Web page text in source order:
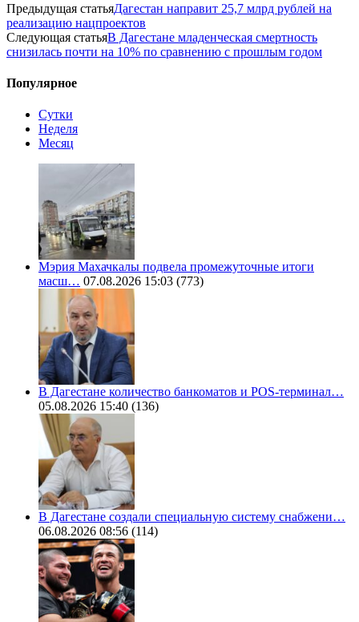
Предыдущая статьяДагестан направит 25,7 млрд рублей на
реализацию нацпроектов
Следующая статьяВ Дагестане младенческая смертность
снизилась почти на 10% по сравнению с прошлым годом
Популярное
Сутки
Неделя
Месяц
Мэрия Махачкалы подвела промежуточные итоги
масш… 07.08.2026 15:03 (773)
В Дагестане количество банкоматов и POS-терминал…
05.08.2026 15:40 (136)
В Дагестане создали специальную систему снабжени…
06.08.2026 08:56 (114)